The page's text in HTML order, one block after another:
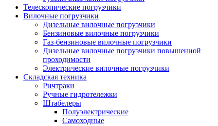
Телескопические погрузчики
Вилочные погрузчики
Дизельные вилочные погрузчики
Бензиновые вилочные погрузчики
Газ-бензиновые вилочные погрузчики
Дизельные вилочные погрузчики повышенной
проходимости
Электрические вилочные погрузчики
Складская техника
Ричтраки
Ручные гидротележки
Штабелеры
Полуэлектрические
Самоходные